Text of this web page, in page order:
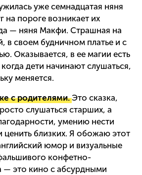
уже семнадцатая няня
на пороге возникает их
— няня Макфи. Страшная на
в своем будничном платье и с
Оказывается, в ее магии есть
дети начинают слушаться,
меняется.
с родителями.Это сказка,
слушаться старших, а
умению нести
ценить близких. Я обожаю этот
юмор и визуальные
конфетно-
— это кино с абсурдными